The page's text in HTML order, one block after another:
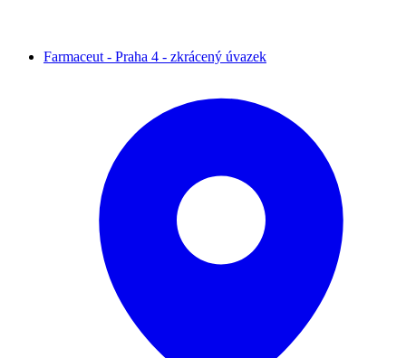
Farmaceut - Praha 4 - zkrácený úvazek